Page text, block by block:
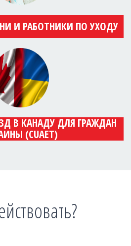
И РАБОТНИКИ ПО УХОДУ
В КАНАДУ ДЛЯ ГРАЖДАН
(CUAET)